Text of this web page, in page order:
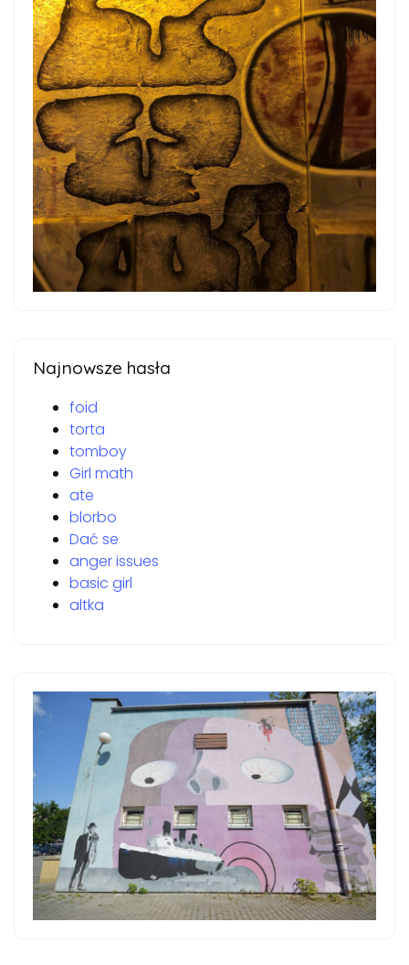
Najnowsze hasła
foid
torta
tomboy
Girl math
ate
blorbo
Dać se
anger issues
basic girl
altka